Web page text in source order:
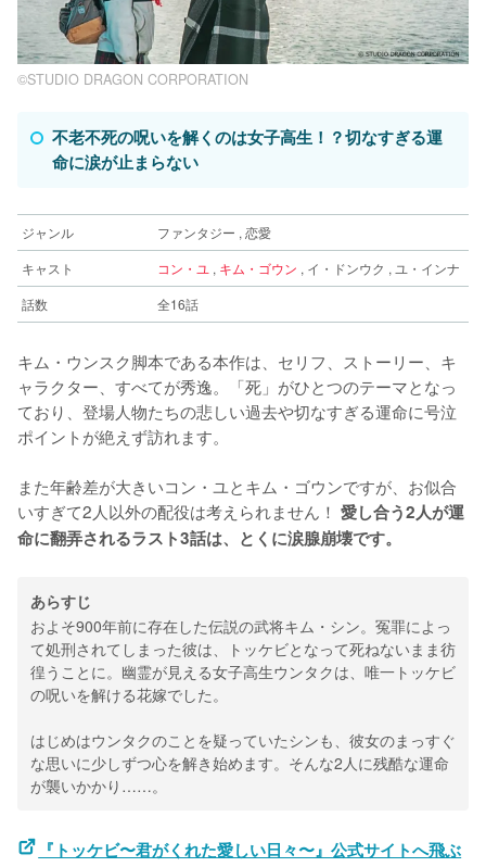
©︎STUDIO DRAGON CORPORATION
不老不死の呪いを解くのは女子高生！？切なすぎる運
命に涙が止まらない
ジャンル
ファンタジー , 恋愛
キャスト
コン・ユ , キム・ゴウン , イ・ドンウク , ユ・インナ
話数
全16話
キム・ウンスク脚本である本作は、セリフ、ストーリー、キ
ャラクター、すべてが秀逸。「死」がひとつのテーマとなっ
ており、登場人物たちの悲しい過去や切なすぎる運命に号泣
ポイントが絶えず訪れます。
また年齢差が大きいコン・ユとキム・ゴウンですが、お似合
いすぎて2人以外の配役は考えられません！ 愛し合う2人が運
命に翻弄されるラスト3話は、とくに涙腺崩壊です。
あらすじ
およそ900年前に存在した伝説の武将キム・シン。冤罪によっ
て処刑されてしまった彼は、トッケビとなって死ねないまま彷
徨うことに。幽霊が見える女子高生ウンタクは、唯一トッケビ
の呪いを解ける花嫁でした。
はじめはウンタクのことを疑っていたシンも、彼女のまっすぐ
な思いに少しずつ心を解き始めます。そんな2人に残酷な運命
が襲いかかり……。
『トッケビ〜君がくれた愛しい日々〜』公式サイトへ飛ぶ